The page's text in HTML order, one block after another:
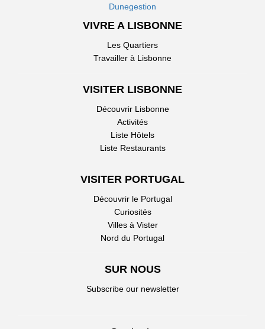
Dunegestion
VIVRE A LISBONNE
Les Quartiers
Travailler à Lisbonne
VISITER LISBONNE
Découvrir Lisbonne
Activités
Liste Hôtels
Liste Restaurants
VISITER PORTUGAL
Découvrir le Portugal
Curiosités
Villes à Vister
Nord du Portugal
SUR NOUS
Subscribe our newsletter